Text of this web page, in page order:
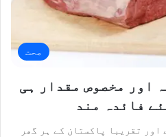
صحت
اور مخصوص مقدار ہی
فائدہ مند
اور تقریبا پاکستان کے ہر گھر